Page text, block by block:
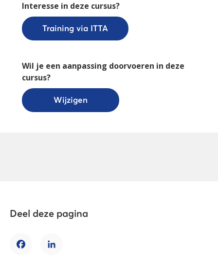
Interesse in deze cursus?
Training via ITTA
Wil je een aanpassing doorvoeren in deze
cursus?
Wijzigen
Deel deze pagina
FacebookLinkedIn